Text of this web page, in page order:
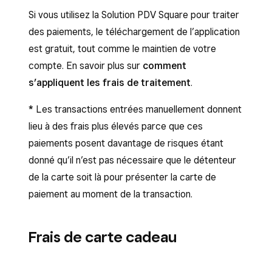
Si vous utilisez la Solution PDV Square pour traiter
des paiements, le téléchargement de l’application
est gratuit, tout comme le maintien de votre
compte. En savoir plus sur comment
s’appliquent les frais de traitement.
* Les transactions entrées manuellement donnent
lieu à des frais plus élevés parce que ces
paiements posent davantage de risques étant
donné qu’il n’est pas nécessaire que le détenteur
de la carte soit là pour présenter la carte de
paiement au moment de la transaction.
Frais de carte cadeau